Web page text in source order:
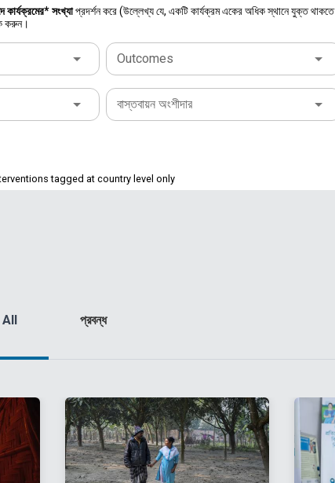
কার্যক্রমের* সংখ্যাপ্রদর্শন করে (উল্লেখ্য যে, একটি কার্যক্রম একের অধিক স্থানে যুক্ত থাকতে
করুন।
Outcomes
বাস্তবায়ন অংশীদার
tagged at country level only
All প্রবন্ধ